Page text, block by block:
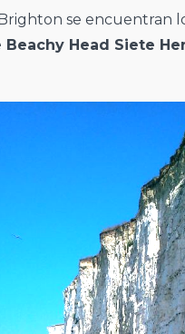
se encuentran
Beachy Head Siete